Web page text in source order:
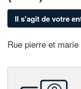
Il s'agit de votre
Rue pierre et